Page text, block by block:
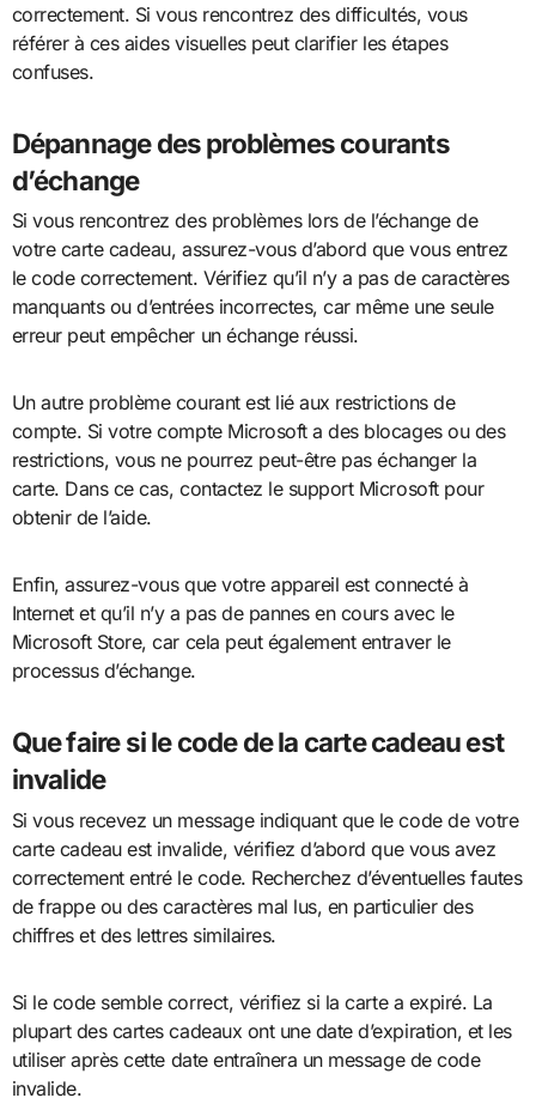
correctement. Si vous rencontrez des difficultés, vous
référer à ces aides visuelles peut clarifier les étapes
confuses.
Dépannage des problèmes courants
d’échange
Si vous rencontrez des problèmes lors de l’échange de
votre carte cadeau, assurez-vous d’abord que vous entrez
le code correctement. Vérifiez qu’il n’y a pas de caractères
manquants ou d’entrées incorrectes, car même une seule
erreur peut empêcher un échange réussi.
Un autre problème courant est lié aux restrictions de
compte. Si votre compte Microsoft a des blocages ou des
restrictions, vous ne pourrez peut-être pas échanger la
carte. Dans ce cas, contactez le support Microsoft pour
obtenir de l’aide.
Enfin, assurez-vous que votre appareil est connecté à
Internet et qu’il n’y a pas de pannes en cours avec le
Microsoft Store, car cela peut également entraver le
processus d’échange.
Que faire si le code de la carte cadeau est
invalide
Si vous recevez un message indiquant que le code de votre
carte cadeau est invalide, vérifiez d’abord que vous avez
correctement entré le code. Recherchez d’éventuelles fautes
de frappe ou des caractères mal lus, en particulier des
chiffres et des lettres similaires.
Si le code semble correct, vérifiez si la carte a expiré. La
plupart des cartes cadeaux ont une date d’expiration, et les
utiliser après cette date entraînera un message de code
invalide.